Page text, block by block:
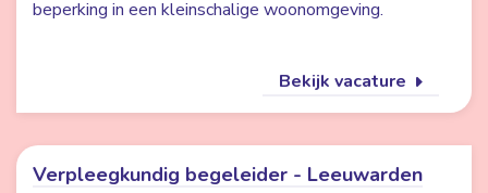
beperking in een kleinschalige woonomgeving.
Bekijk vacature
Verpleegkundig begeleider - Leeuwarden